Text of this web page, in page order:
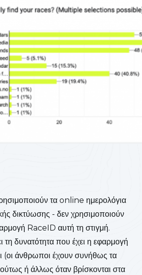
τα online ημερολόγια
δικτύωσης - δεν χρησιμοποιούν
RaceID αυτή τη στιγμή.
τη δυνατότητα που έχει η εφαρμογή
(οι άνθρωποι έχουν συνήθως τα
ή άλλως όταν βρίσκονται στα